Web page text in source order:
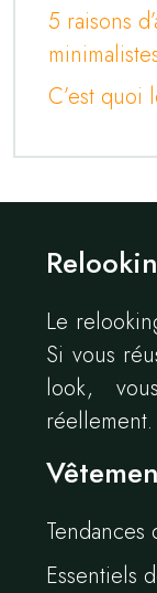
5 raisons
C’est quoi
Le
Si vous
look,
réellement.
Tendances
Essentiels